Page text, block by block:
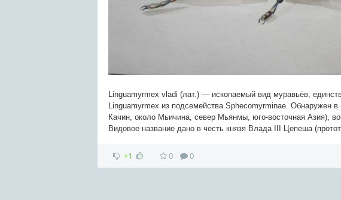
Linguamyrmex vladi (лат.) — ископаемый вид муравьёв,
Linguamyrmex из подсемейства Sphecomyrminae. Обнаружен
Качин, около Мьичина, север Мьянмы, юго-восточная Азия),
Видовое название дано в честь князя Влада III Цепеша
+1 0 0